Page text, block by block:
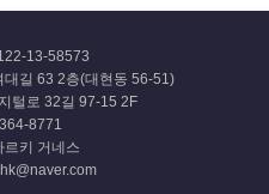
13-58573
대길 63 2층(대현동 56-51)
털로 32길 97-15 2F
8771
르키 거네스